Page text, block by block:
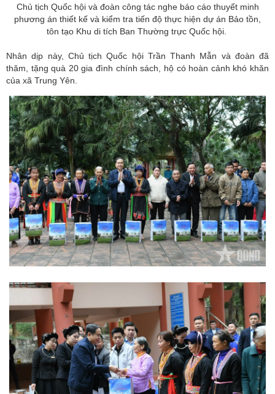
Chủ tịch Quốc hội và đoàn công tác nghe báo cáo thuyết minh
phương án thiết kế và kiểm tra tiến độ thực hiện dự án Bảo tồn,
tôn tạo Khu di tích Ban Thường trực Quốc hội.
Nhân dịp này, Chủ tịch Quốc hội Trần Thanh Mẫn và đoàn đã
thăm, tặng quà 20 gia đình chính sách, hộ có hoàn cảnh khó khăn
của xã Trung Yên.